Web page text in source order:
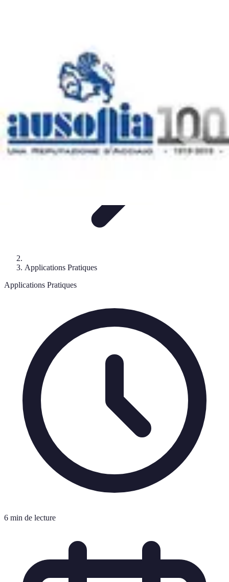
Atlas Géographique
Applications Pratiques
Applications Pratiques
6 min de lecture